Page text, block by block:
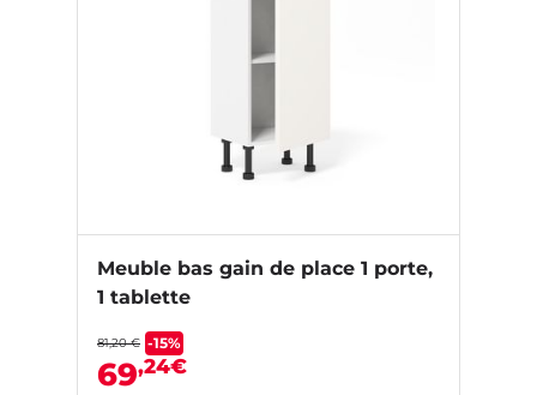
Meuble bas gain de place 1 porte,
1 tablette
81,20 € -15%
69,24€